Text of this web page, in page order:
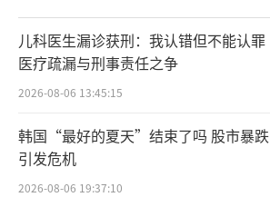
儿科医生漏诊获刑：我认错但不能认罪
医疗疏漏与刑事责任之争
2026-08-06 13:45:15
韩国“最好的夏天”结束了吗 股市暴跌
引发危机
2026-08-06 19:37:10